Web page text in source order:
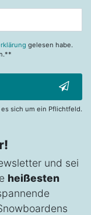
gelesen habe.
sich um ein Pflichtfeld.
und sei
heißesten